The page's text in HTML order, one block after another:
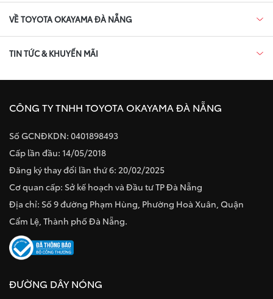
VỀ TOYOTA OKAYAMA ĐÀ NẴNG
TIN TỨC & KHUYẾN MÃI
CÔNG TY TNHH TOYOTA OKAYAMA ĐÀ NẴNG
Số GCNĐKDN: 0401898493
Cấp lần đầu: 14/05/2018
Đăng ký thay đổi lần thứ 6: 20/02/2025
Cơ quan cấp: Sở kế hoạch và Đầu tư TP Đà Nẵng
Địa chỉ: Số 9 đường Phạm Hùng, Phường Hoà Xuân, Quận
Cẩm Lệ, Thành phố Đà Nẵng.
ĐƯỜNG DÂY NÓNG